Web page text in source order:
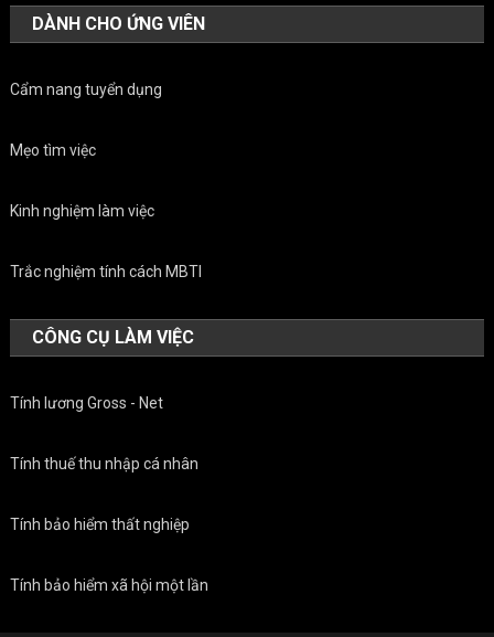
DÀNH CHO ỨNG VIÊN
Cẩm nang tuyển dụng
Mẹo tìm việc
Kinh nghiệm làm việc
Trắc nghiệm tính cách MBTI
CÔNG CỤ LÀM VIỆC
Tính lương Gross - Net
Tính thuế thu nhập cá nhân
Tính bảo hiểm thất nghiệp
Tính bảo hiểm xã hội một lần